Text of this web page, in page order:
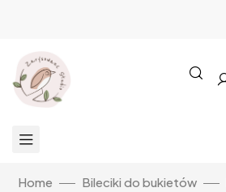
Home Bileciki do bukietów